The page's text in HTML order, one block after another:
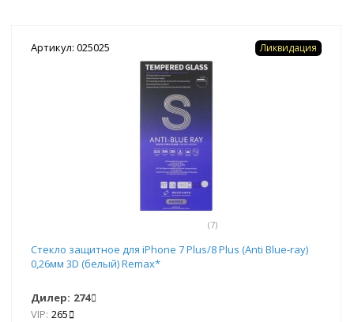
Артикул: 025025
(7)
Ликвидация
Стекло защитное для iPhone 7 Plus/8 Plus (Anti Blue-ray)
0,26мм 3D (белый) Remax*
Дилер: 274
VIP: 265